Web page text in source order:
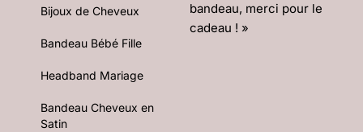
Bijoux de Cheveux
Bandeau Bébé Fille
Headband Mariage
Bandeau Cheveux en
Satin
bandeau, merci pour le
cadeau ! »